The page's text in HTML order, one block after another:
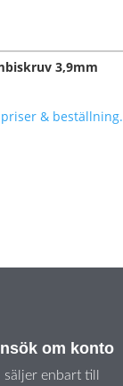
3,9mm
& beställning.
om konto
säljer enbart till